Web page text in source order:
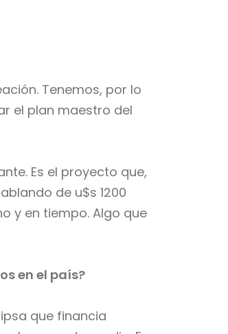
Tenemos, por lo
el plan maestro del
Es el proyecto que,
de u$s 1200
y en tiempo. Algo que
en el país?
que financia